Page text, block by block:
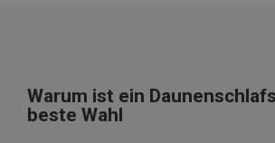
Warum ist ein
beste Wahl